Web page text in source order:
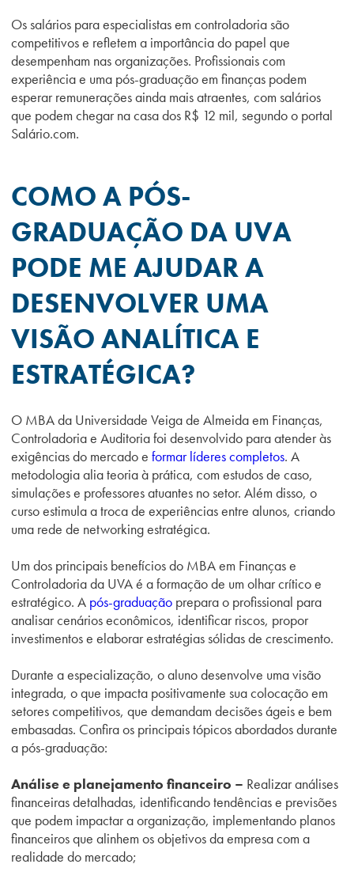
Os salários para especialistas em controladoria são
competitivos e refletem a importância do papel que
desempenham nas organizações. Profissionais com
experiência e uma pós-graduação em finanças podem
esperar remunerações ainda mais atraentes, com salários
que podem chegar na casa dos R$ 12 mil, segundo o portal
Salário.com.
COMO A PÓS-
GRADUAÇÃO DA UVA
PODE ME AJUDAR A
DESENVOLVER UMA
VISÃO ANALÍTICA E
ESTRATÉGICA?
O MBA da Universidade Veiga de Almeida em Finanças,
Controladoria e Auditoria foi desenvolvido para atender às
exigências do mercado e formar líderes completos. A
metodologia alia teoria à prática, com estudos de caso,
simulações e professores atuantes no setor. Além disso, o
curso estimula a troca de experiências entre alunos, criando
uma rede de networking estratégica.
Um dos principais benefícios do MBA em Finanças e
Controladoria da UVA é a formação de um olhar crítico e
estratégico. A pós-graduação prepara o profissional para
analisar cenários econômicos, identificar riscos, propor
investimentos e elaborar estratégias sólidas de crescimento.
Durante a especialização, o aluno desenvolve uma visão
integrada, o que impacta positivamente sua colocação em
setores competitivos, que demandam decisões ágeis e bem
embasadas. Confira os principais tópicos abordados durante
a pós-graduação:
Análise e planejamento financeiro – Realizar análises
financeiras detalhadas, identificando tendências e previsões
que podem impactar a organização, implementando planos
financeiros que alinhem os objetivos da empresa com a
realidade do mercado;